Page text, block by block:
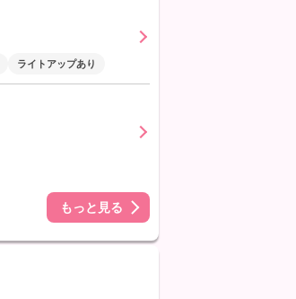
ライトアップあり
もっと見る